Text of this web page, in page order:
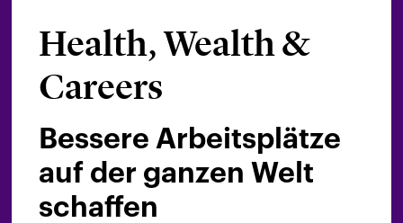
Health, Wealth &
Careers
Bessere Arbeitsplätze
auf der ganzen Welt
schaffen
individuellen Bedürfnissen entsprechen.
Gemeinsam stellen wir die präzise Bereitstellung
von Benefits sicher, kommunizieren mit den
Mitgliedern und helfen unseren Kunden, sich in
Komplexitäten zurechtzufinden. Außerdem
entwickeln wir Innovationen und verbessern
unsere Technologie, um erstklassige
Dienstleistungen zu liefern, die Vertrauen und